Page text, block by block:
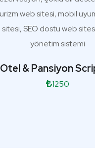
Otel & Pansiyon
1250